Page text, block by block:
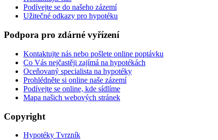
Podívejte se do našeho zázemí
Užitečné odkazy pro hypotéku
Podpora pro zdárné vyřízení
Kontaktujte nás nebo pošlete online poptávku
Co Vás nejčastěji zajímá na hypotékách
Oceňovaný specialista na hypotéky
Prohlédněte si online naše zázemí
Podívejte se online, kde sídlíme
Mapa našich webových stránek
Copyright
Hypotéky Tvrzník